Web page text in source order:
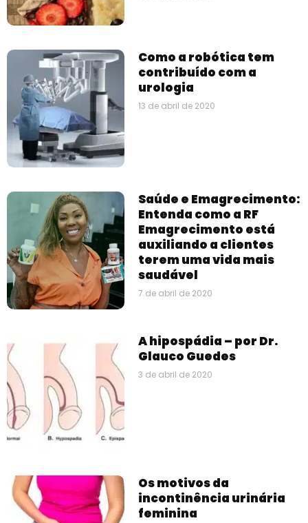
Como a robótica tem
contribuído com a
urologia
13 de abril de 2020
Saúde e Emagrecimento:
Entenda como a RF
Emagrecimento está
auxiliando a clientes
terem uma vida mais
saudável
7 de abril de 2020
A hipospádia – por Dr.
Glauco Guedes
3 de abril de 2020
Os motivos da
incontinência urinária
feminina